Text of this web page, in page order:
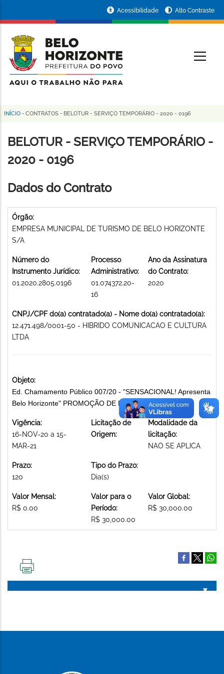
conteúdo
principal
da
Prefeitura
de
Horizonte
Acessibilidade Alto Contraste
Trilha
de
navegação
INÍCIO - CONTRATOS - BELOTUR - SERVIÇO TEMPORÁRIO - 2020 - 0196
BELOTUR - SERVIÇO TEMPORÁRIO -
2020 - 0196
Dados do Contrato
Órgão:
EMPRESA MUNICIPAL DE TURISMO DE BELO HORIZONTE
S/A
Número do
Instrumento Jurídico:
01.2020.2805.0196
Processo
Administrativo:
01.074372.20-
16
Ano da Assinatura
do Contrato:
2020
CNPJ/CPF do(a) contratado(a) - Nome do(a) contratado(a):
12.471.498/0001-50 - HIBRIDO COMUNICACAO E CULTURA
LTDA
Objeto:
Ed. Chamamento Público 007/20 - "SENSACIONAL! Apresenta
Belo Horizonte" PROMOÇÃO DE EVENTOS
Vigência:
16-NOV-20 a 15-
MAR-21
Licitação de
Origem:
Modalidade da
licitação:
NAO SE APLICA
Prazo:
120
Tipo do Prazo:
Dia(s)
Valor Mensal:
R$ 0.00
Valor para o
Período:
R$ 30,000.00
Valor Global:
R$ 30,000.00
PÁGINA